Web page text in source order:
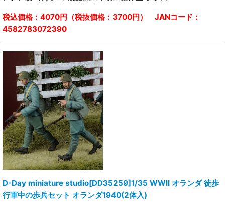
税込価格：4070円（税抜価格：3700円） JANコード：
4582783072390
D-Day miniature studio[DD35259]1/35 WWII オランダ 徒歩
行軍中の歩兵セット オランダ1940(2体入)